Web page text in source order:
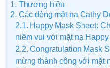
1. Thương hiệu
2. Các dòng mặt nạ Cathy
2.1. Happy Mask Sheet:
niềm vui với mặt nạ Happy
2.2. Congratulation Mask
mừng thành công với mặt